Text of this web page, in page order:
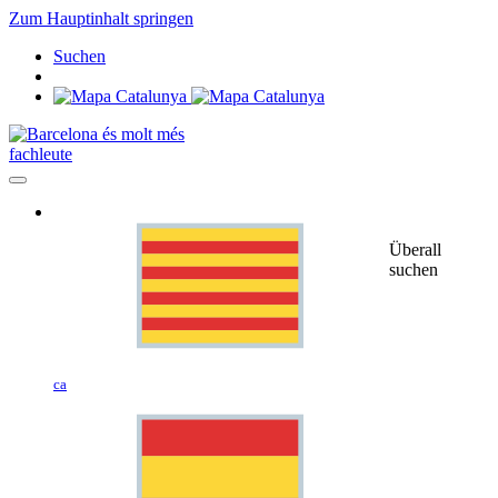
Zum Hauptinhalt springen
Suchen
fachleute
ca
Überall
suchen